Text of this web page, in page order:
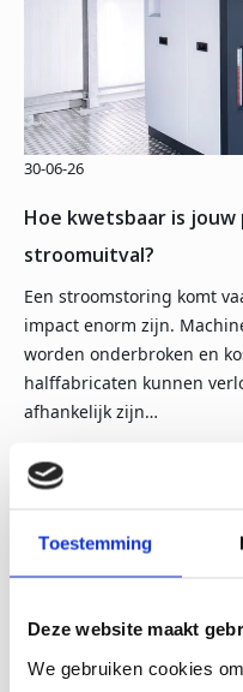
Toestemming
Deze website maakt
We gebruiken cookies
Hoe kwetsbaar is
stroomuitval?
30-06-26
Een stroomstoring komt
impact enorm zijn.
worden onderbroken en
halffabricaten kunnen
afhankelijk zijn…
Lees meer